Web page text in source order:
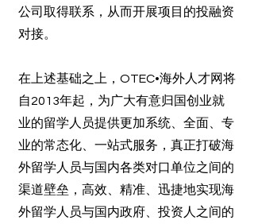
公司取得联系，从而开展项目的投融资
对接。
在上述基础之上，OTEC•海外人才网将
自2013年起，为广大有意归国创业就
业的留学人员提供更加系统、全面、专
业的常态化、一站式服务，真正打破海
外留学人员与国内各类对口单位之间的
渠道壁垒，高效、精准、迅捷地实现海
外留学人员与国内政府、投资人之间的